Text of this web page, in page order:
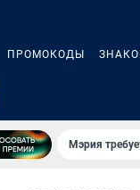
ПРОМОКОДЫ
Мэрия